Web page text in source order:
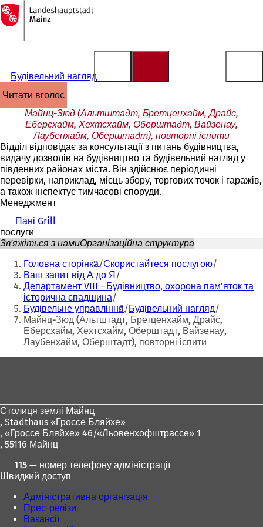
Перейти до змісту
На
головну
сторінку
Будівельний нагляд
читати вголос
Майнц-Зюд (Альтштадт, Бретценхайм, Драйс,
Еберсхайм, Хехтсхайм, Оберштадт, Вайзенау,
Лаубенхайм, Оберштадт), повторні іспити
Відділ відповідає за консультації з питань будівництва,
видачу дозволів на будівництво та будівельний нагляд у
південних районах міста. Він здійснює періодичні
перевірки, наприклад, місць збору, торгових точок і гаражів,
а також інспектує тимчасові споруди.
Менеджмент
Пані Grill
послуги
Зв'яжіться з намиОрганізаційна структура
Ти
тут:
Головна сторінка Скористайтеся послугою
Ваш запит від А до Я
Департамент VIII - Будівництво, охорона пам'яток та
історична спадщина
Будівельне управління Будівельний нагляд
Майнц-Зюд (Альтштадт, Бретценхайм, Драйс,
Еберсхайм, Хехтсхайм, Оберштадт, Вайзенау,
Лаубенхайм, Оберштадт), повторні іспити
Столиця землі Майнц
, Stadthaus «Гроссе Бляйхе»
, «Гроссе Бляйхе» 46/«Льовенхофштрассе» 1
, 55116 Майнц
115 — номер телефону адміністрації
Швидкий доступ
Адміністративна організація
Прес-релізи
Вакансії